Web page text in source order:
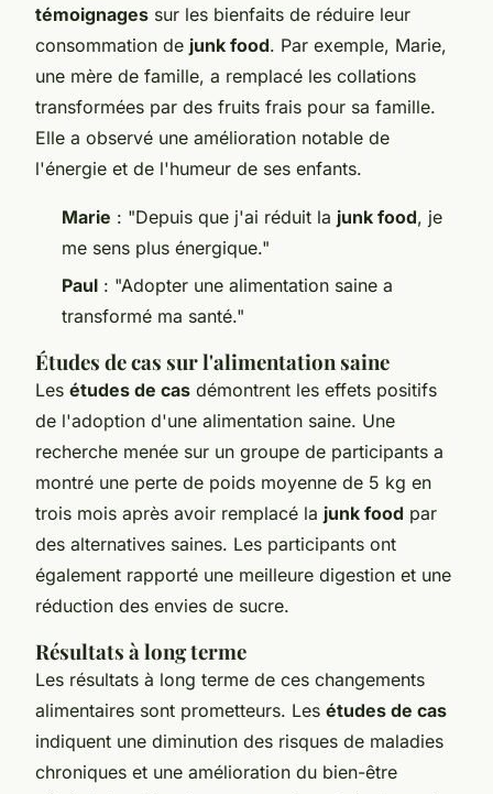
témoignages sur les bienfaits de réduire leur
consommation de junk food. Par exemple, Marie,
une mère de famille, a remplacé les collations
transformées par des fruits frais pour sa famille.
Elle a observé une amélioration notable de
l'énergie et de l'humeur de ses enfants.
Marie : "Depuis que j'ai réduit la junk food, je
me sens plus énergique."
Paul : "Adopter une alimentation saine a
transformé ma santé."
Études de cas sur l'alimentation saine
Les études de cas démontrent les effets positifs
de l'adoption d'une alimentation saine. Une
recherche menée sur un groupe de participants a
montré une perte de poids moyenne de 5 kg en
trois mois après avoir remplacé la junk food par
des alternatives saines. Les participants ont
également rapporté une meilleure digestion et une
réduction des envies de sucre.
Résultats à long terme
Les résultats à long terme de ces changements
alimentaires sont prometteurs. Les études de cas
indiquent une diminution des risques de maladies
chroniques et une amélioration du bien-être